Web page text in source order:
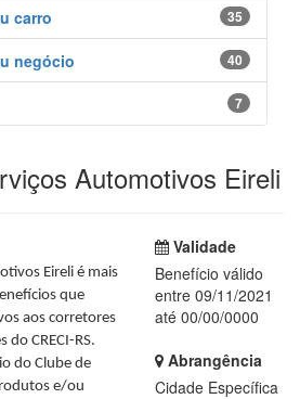
35
carro
40
negócio
7
Automotivos Eireli
Eireli é mais
que
aos corretores
CRECI-RS.
do Clube de
e/ou
Validade
Benefício válido
entre 09/11/2021
até 00/00/0000
Abrangência
Cidade Específica